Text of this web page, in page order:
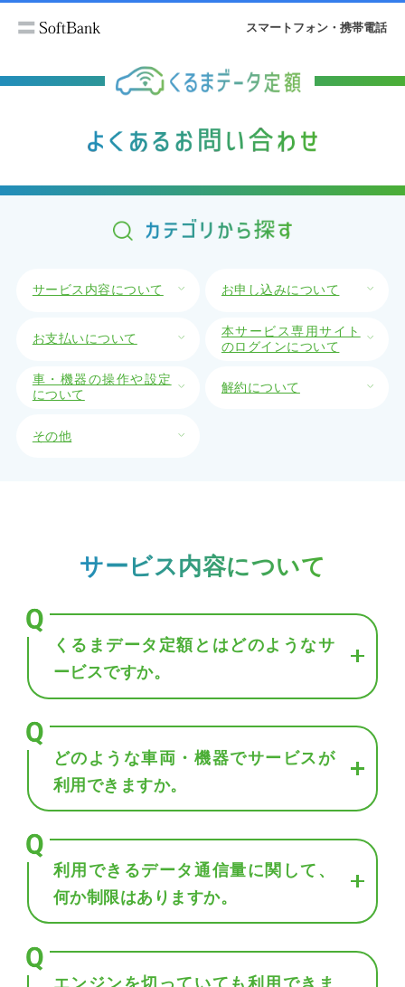
スマートフォン・携帯電話
サービス内容について お申し込みについて
お支払いについて
本サービス専用サイト
のログインについて
車・機器の操作や設定
について
解約について
その他
サービス内容について
くるまデータ定額とはどのようなサ
ービスですか。
どのような車両・機器でサービスが
利用できますか。
利用できるデータ通信量に関して、
何か制限はありますか。
エンジンを切っていても利用できま